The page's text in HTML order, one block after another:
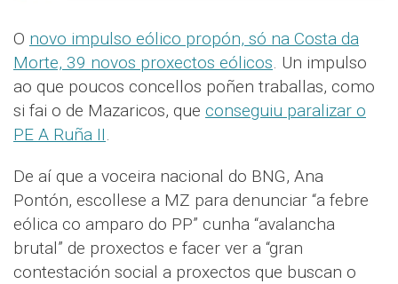
O novo impulso eólico propón, só na Costa da
Morte, 39 novos proxectos eólicos . Un impulso
ao que poucos concellos poñen traballas, como
si fai o de Mazaricos, que conseguiu paralizar o
PE A Ruña II
De aí que a voceira nacional do BNG, Ana
Pontón, escollese a MZ para denunciar “a febre
eólica co amparo do PP” cunha “avalancha
brutal” de proxectos e facer ver a “gran
contestación social a proxectos que buscan o